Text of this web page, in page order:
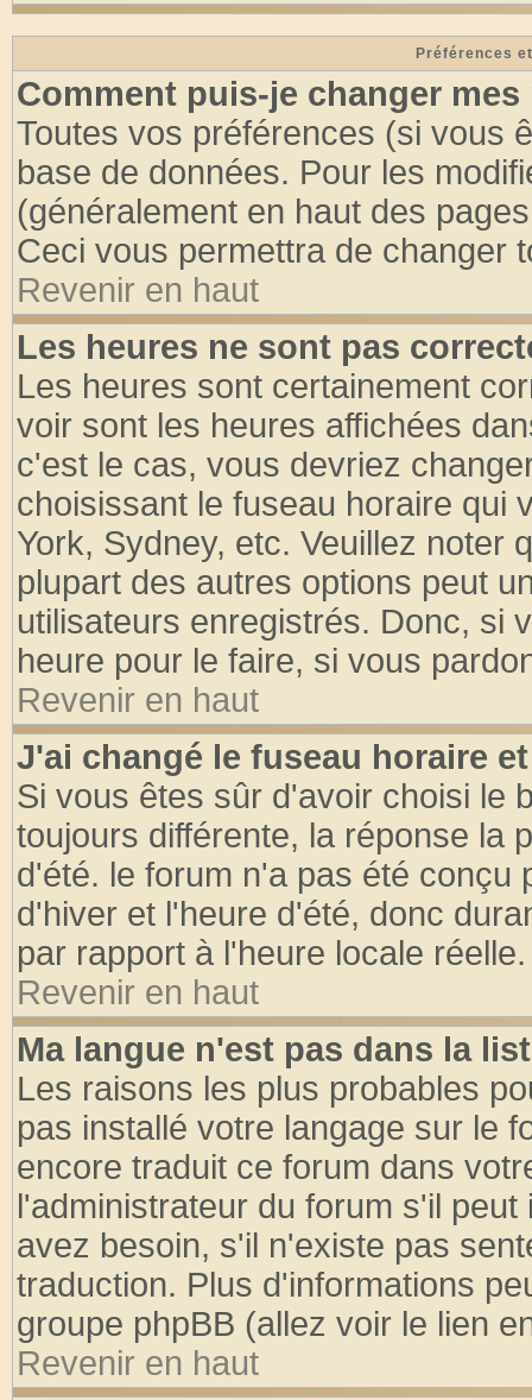
Préférences
Comment puis-je changer mes
Toutes vos préférences (si vous
base de données. Pour les
(généralement en haut des
Ceci vous permettra de changer
Revenir en haut
Les heures ne sont pas
Les heures sont certainement
voir sont les heures affichées
c'est le cas, vous devriez
choisissant le fuseau horaire qui
York, Sydney, etc. Veuillez noter
plupart des autres options peut
utilisateurs enregistrés. Donc, si
heure pour le faire, si vous
Revenir en haut
J'ai changé le fuseau horaire
Si vous êtes sûr d'avoir choisi le
toujours différente, la réponse la
d'été. le forum n'a pas été conçu
d'hiver et l'heure d'été, donc
par rapport à l'heure locale réelle.
Revenir en haut
Ma langue n'est pas dans la
Les raisons les plus probables
pas installé votre langage sur le
encore traduit ce forum dans
l'administrateur du forum s'il
avez besoin, s'il n'existe pas
traduction. Plus d'informations
groupe phpBB (allez voir le lien
Revenir en haut